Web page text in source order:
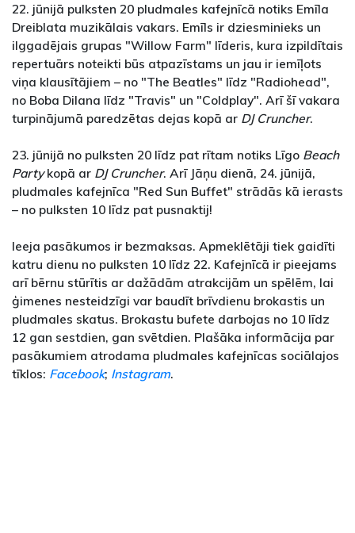
22. jūnijā pulksten 20 pludmales kafejnīcā notiks Emīla
Dreiblata muzikālais vakars. Emīls ir dziesminieks un
ilggadējais grupas "Willow Farm" līderis, kura izpildītais
repertuārs noteikti būs atpazīstams un jau ir iemīļots
viņa klausītājiem – no "The Beatles" līdz "Radiohead",
no Boba Dilana līdz "Travis" un "Coldplay". Arī šī vakara
turpinājumā paredzētas dejas kopā ar DJ Cruncher.
23. jūnijā no pulksten 20 līdz pat rītam notiks Līgo Beach
Partykopā ar DJ Cruncher. Arī Jāņu dienā, 24. jūnijā,
pludmales kafejnīca "Red Sun Buffet" strādās kā ierasts
– no pulksten 10 līdz pat pusnaktij!
Ieeja pasākumos ir bezmaksas. Apmeklētāji tiek gaidīti
katru dienu no pulksten 10 līdz 22. Kafejnīcā ir pieejams
arī bērnu stūrītis ar dažādām atrakcijām un spēlēm, lai
ģimenes nesteidzīgi var baudīt brīvdienu brokastis un
pludmales skatus. Brokastu bufete darbojas no 10 līdz
12 gan sestdien, gan svētdien. Plašāka informācija par
pasākumiem atrodama pludmales kafejnīcas sociālajos
tīklos: Facebook; Instagram.